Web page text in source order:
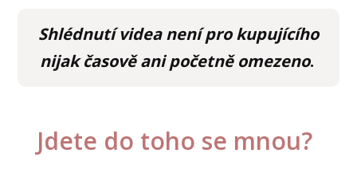
Shlédnutí videa není pro kupujícího
nijak časově ani početně omezeno.
Jdete do toho se mnou?